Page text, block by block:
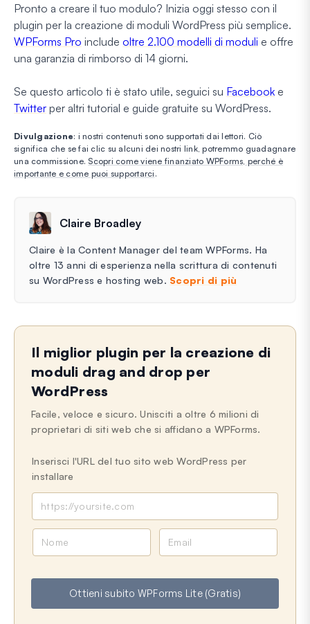
Pronto a creare il tuo modulo? Inizia oggi stesso con il
plugin per la creazione di moduli WordPress più semplice.
WPForms Pro include oltre 2.100 modelli di moduli e offre
una garanzia di rimborso di 14 giorni.
Se questo articolo ti è stato utile, seguici su Facebook e
Twitter per altri tutorial e guide gratuite su WordPress.
Divulgazione: i nostri contenuti sono supportati dai lettori. Ciò
significa che se fai clic su alcuni dei nostri link, potremmo guadagnare
una commissione.Scopri come viene finanziato WPForms, perché è
importante e come puoi supportarci .
Claire Broadley
Claire è la Content Manager del team WPForms. Ha
oltre 13 anni di esperienza nella scrittura di contenuti
su WordPress e hosting web. Scopri di più
Il miglior plugin per la creazione di
moduli drag and drop per
WordPress
Facile, veloce e sicuro. Unisciti a oltre 6 milioni di
proprietari di siti web che si affidano a WPForms.
Inserisci l'URL del tuo sito web WordPress per
installare
e
i
l
Ottieni subito WPForms Lite (Gratis)